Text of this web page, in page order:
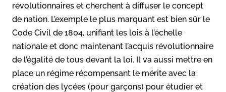
révolutionnaires et cherchent à diffuser le concept
de nation. L’exemple le plus marquant est bien sûr le
Code Civil de 1804, unifiant les lois à l’échelle
nationale et donc maintenant l’acquis révolutionnaire
de l’égalité de tous devant la loi. Il va aussi mettre en
place un régime récompensant le mérite avec la
création des lycées (pour garçons) pour étudier et